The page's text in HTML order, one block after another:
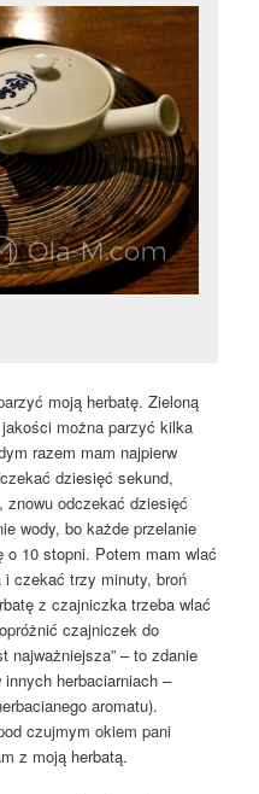
moją herbatę. Zieloną
można parzyć kilka
razem mam najpierw
dziesięć sekund,
znowu odczekać dziesięć
wody, bo każde przelanie
10 stopni. Potem mam wlać
i czekać trzy minuty, broń
z czajniczka trzeba wlać
czajniczek do
najważniejsza” – to zdanie
herbaciarniach –
aromatu).
czujmym okiem pani
z moją herbatą.